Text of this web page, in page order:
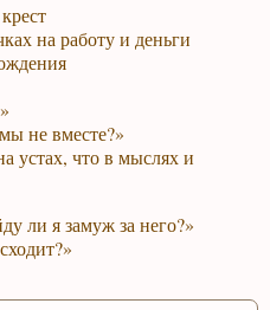
на работу и деньги
не вместе?»
устах, что в мыслях и
ли я замуж за него?»